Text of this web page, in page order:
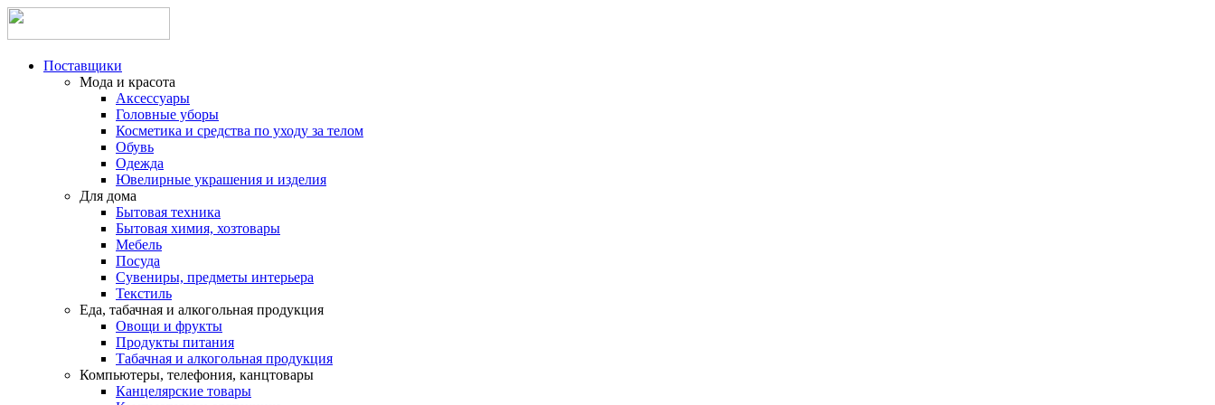
Поставщики
Мода и красота
Аксессуары
Головные уборы
Косметика и средства по уходу за телом
Обувь
Одежда
Ювелирные украшения и изделия
Для дома
Бытовая техника
Бытовая химия, хозтовары
Мебель
Посуда
Сувениры, предметы интерьера
Текстиль
Еда, табачная и алкогольная продукция
Овощи и фрукты
Продукты питания
Табачная и алкогольная продукция
Компьютеры, телефония, канцтовары
Канцелярские товары